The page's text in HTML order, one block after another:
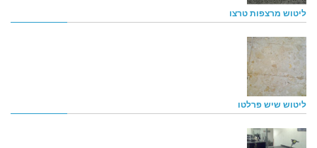
ליטוש מרצפות טרצו
ליטוש שיש פרלטו